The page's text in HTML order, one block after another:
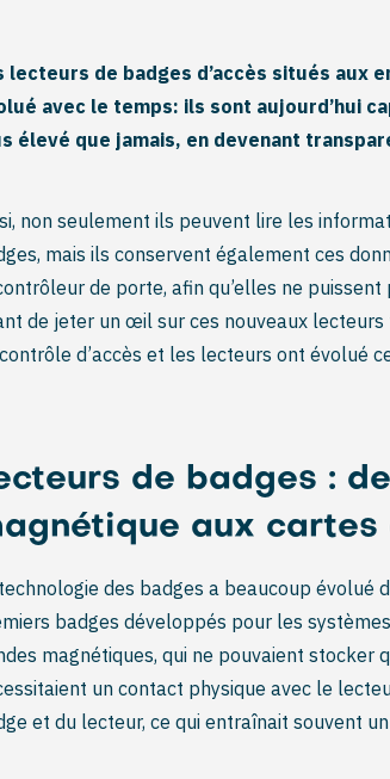
lecteurs de badges d’accès situés aux
avec le temps: ils sont aujourd’hui
élevé que jamais, en devenant
non seulement ils peuvent lire les
mais ils conservent également ces
de porte, afin qu’elles ne
de jeter un œil sur ces nouveaux
d’accès et les lecteurs ont évolué
de badges :
aux cartes
des badges a beaucoup évolué
badges développés pour les
magnétiques, qui ne pouvaient stocker
un contact physique avec le
et du lecteur, ce qui entraînait souvent